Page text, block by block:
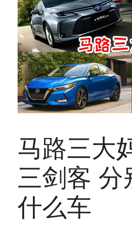
马路三大
三剑客 分
什么车